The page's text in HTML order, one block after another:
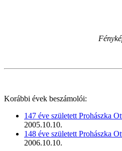
Korábbi évek beszámolói:
147 éve született Prohászka
2005.10.10.
148 éve született Prohászka
2006.10.10.